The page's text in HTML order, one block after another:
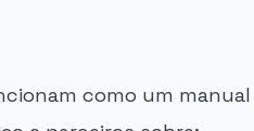
como um